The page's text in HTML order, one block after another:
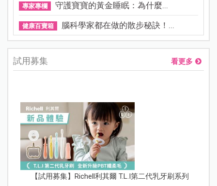
專家專欄 守護寶寶的黃金睡眠：為什麼...
健康百寶箱 腦科學家都在做的散步秘訣！...
試用募集 看更多
【試用募集】Richell利其爾 T.L.I第二代乳牙刷系列